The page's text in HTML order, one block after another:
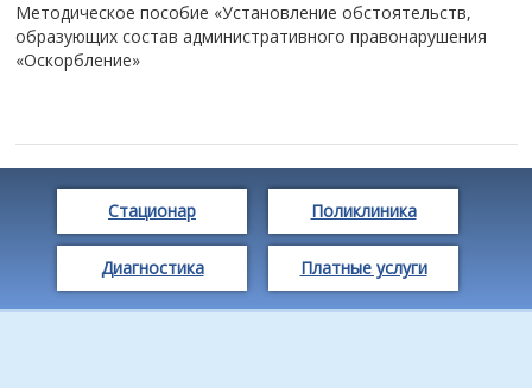
Методическое пособие «Установление обстоятельств,
образующих состав административного правонарушения
«Оскорбление»
Стационар Поликлиника
Диагностика Платные услуги